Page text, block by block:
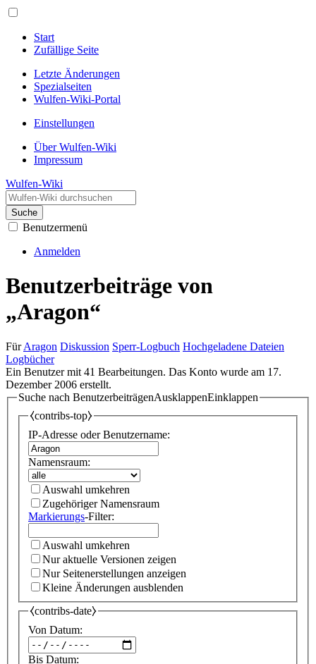
Start
Zufällige Seite
Letzte Änderungen
Spezialseiten
Wulfen-Wiki-Portal
Einstellungen
Über Wulfen-Wiki
Impressum
Wulfen-Wiki
Suche
Benutzermenü
Anmelden
Benutzerbeiträge von
„Aragon“
FürAragon Diskussion Sperr-Logbuch Hochgeladene Dateien
Logbücher
Ein Benutzer mit 41 Bearbeitungen. Das Konto wurde am 17.
Dezember 2006 erstellt.
Suche nach BenutzerbeiträgenAusklappenEinklappen
⧼contribs-top⧽
IP-Adresse oder Benutzername:
Namensraum:
Auswahl umkehren
Zugehöriger Namensraum
Markierungs-Filter:
Auswahl umkehren
Nur aktuelle Versionen zeigen
Nur Seitenerstellungen anzeigen
Kleine Änderungen ausblenden
⧼contribs-date⧽
Von Datum:
Bis Datum: